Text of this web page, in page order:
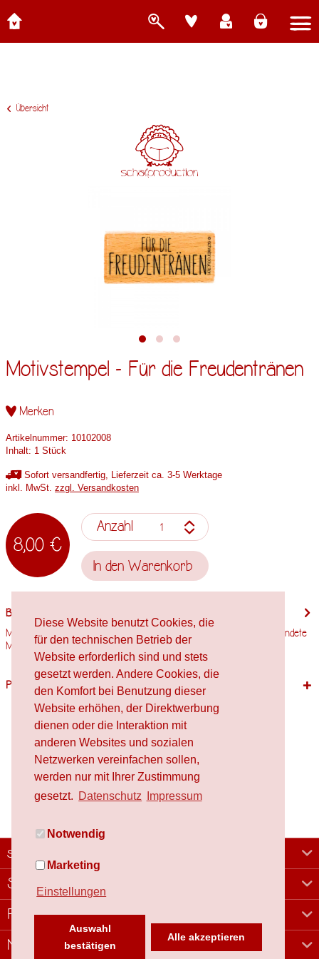
Diese Website benutzt Cookies, die
für den technischen Betrieb der
Website erforderlich sind und stets
gesetzt werden. Andere Cookies, die
den Komfort bei Benutzung dieser
Website erhöhen, der Direktwerbung
dienen oder die Interaktion mit
anderen Websites und sozialen
Netzwerken vereinfachen sollen,
werden nur mit Ihrer Zustimmung
gesetzt. Datenschutz Impressum
Notwendig
Marketing
Einstellungen
Auswahl
bestätigen
Alle akzeptieren
Übersicht
Motivstempel - Für die Freudentränen
Merken
Artikelnummer: 10102008
Inhalt: 1 Stück
Sofort versandfertig, Lieferzeit ca. 3-5 Werktage
inkl. MwSt. zzgl. Versandkosten
8,00 €
Anzahl
In den Warenkorb
Beschreibung
Motivgröße: 17,5mm x 45mm Stempelholzgröße: 20mm x 50mm Verwendete
Materialien Holz,...mehr
Passende Produkte
schafproduction
Shop
Rechtliches
Newsletter